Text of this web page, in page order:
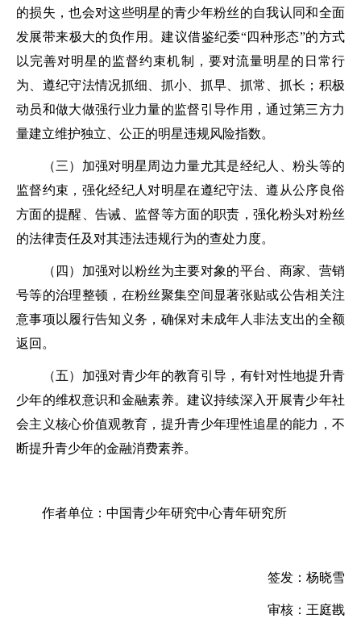
的损失，也会对这些明星的青少年粉丝的自我认同和全面
发展带来极大的负作用。建议借鉴纪委“四种形态”的方式
以完善对明星的监督约束机制，要对流量明星的日常行
为、遵纪守法情况抓细、抓小、抓早、抓常、抓长；积极
动员和做大做强行业力量的监督引导作用，通过第三方力
量建立维护独立、公正的明星违规风险指数。
（三）加强对明星周边力量尤其是经纪人、粉头等的
监督约束，强化经纪人对明星在遵纪守法、遵从公序良俗
方面的提醒、告诫、监督等方面的职责，强化粉头对粉丝
的法律责任及对其违法违规行为的查处力度。
（四）加强对以粉丝为主要对象的平台、商家、营销
号等的治理整顿，在粉丝聚集空间显著张贴或公告相关注
意事项以履行告知义务，确保对未成年人非法支出的全额
返回。
（五）加强对青少年的教育引导，有针对性地提升青
少年的维权意识和金融素养。建议持续深入开展青少年社
会主义核心价值观教育，提升青少年理性追星的能力，不
断提升青少年的金融消费素养。
作者单位：中国青少年研究中心青年研究所
签发：杨晓雪
审核：王庭戡